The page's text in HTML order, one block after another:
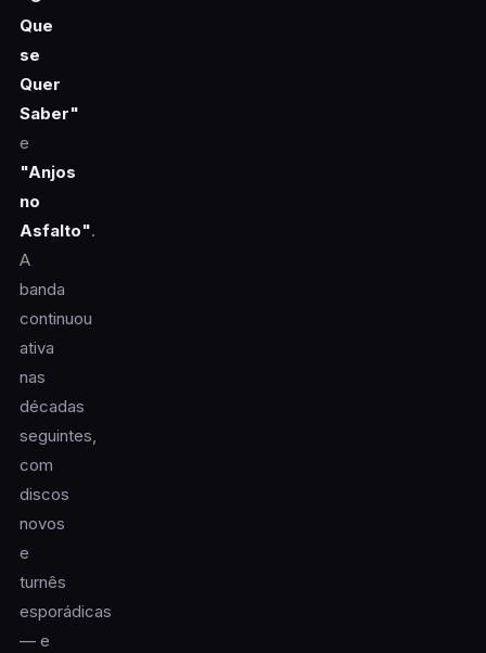
Que
se
Quer
Saber"
e
"Anjos
no
Asfalto".
A
banda
continuou
ativa
nas
décadas
seguintes,
com
discos
novos
e
turnês
esporádicas
— e